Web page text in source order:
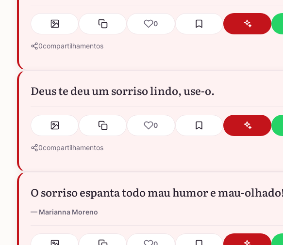
0
0compartilhamentos
Deus te deu um sorriso lindo, use-o.
0
0compartilhamentos
O sorriso espanta todo mau humor e mau-
Marianna Moreno